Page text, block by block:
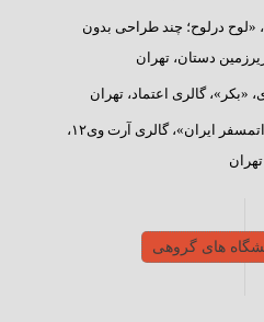
«لوح درلوح؛ چند طراحی بدون
دستان، تهران
«بکر»، گالری اعتماد، تهران
نمایشگاه انفرادی، «اتمسفر ایران»، گالری آرت وی۱۲،
تهران
های گروهی